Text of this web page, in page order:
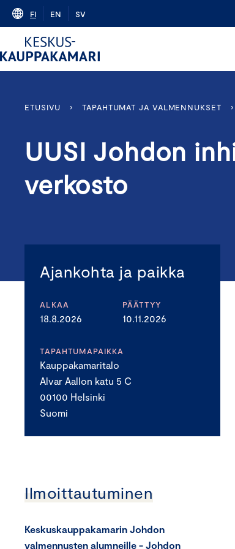
Skip
content
FI EN SV
ETUSIVU › TAPAHTUMAT JA VALMENNUKSET ›
UUSI Johdon
verkosto
Ajankohta ja paikka
ALKAA
18.8.2026
PÄÄTTYY
10.11.2026
TAPAHTUMAPAIKKA
Kauppakamaritalo
Alvar Aallon katu 5 C
00100 Helsinki
Suomi
Ilmoittautuminen
Keskuskauppakamarin Johdon
valmennusten alumneille - Johdon